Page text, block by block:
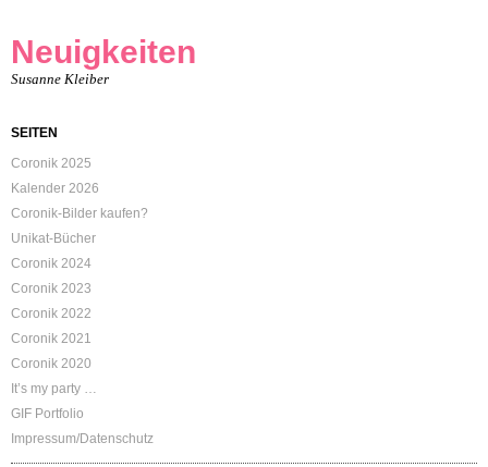
Neuigkeiten
Susanne Kleiber
SEITEN
Coronik 2025
Kalender 2026
Coronik-Bilder kaufen?
Unikat-Bücher
Coronik 2024
Coronik 2023
Coronik 2022
Coronik 2021
Coronik 2020
It’s my party …
GIF Portfolio
Impressum/Datenschutz